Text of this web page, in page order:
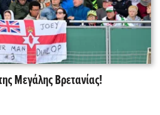
Μεγάλης Βρετανίας!